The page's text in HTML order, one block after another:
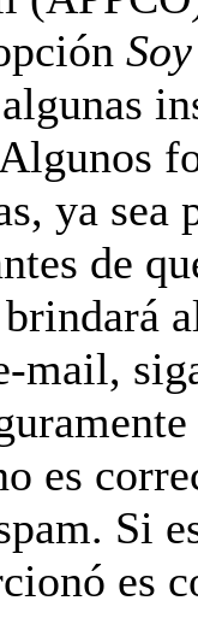
ya
de
mail,
es
Si
es